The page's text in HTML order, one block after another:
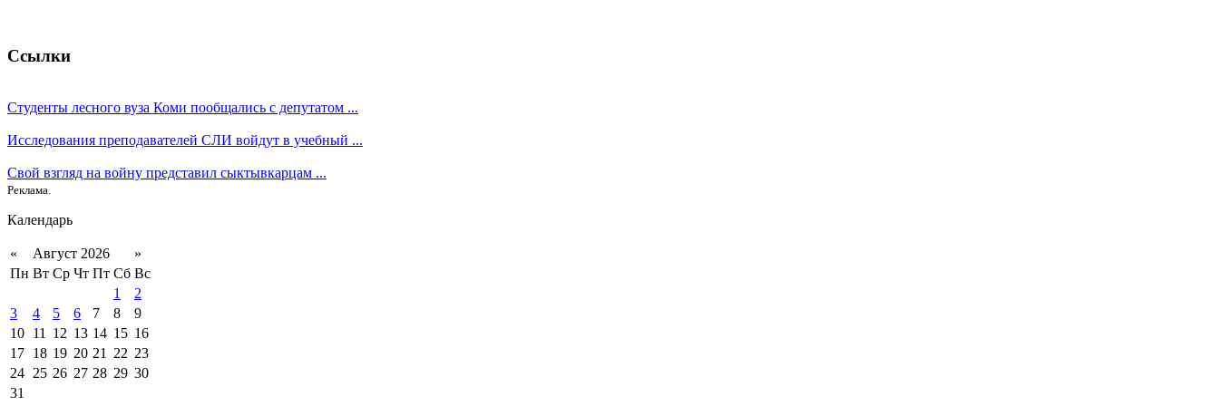
Ссылки
Студенты лесного вуза Коми пообщались с депутатом ...
Исследования преподавателей СЛИ войдут в учебный ...
Свой взгляд на войну представил сыктывкарцам ...
Реклама.
Календарь
« Август 2026
»
Пн Вт Ср Чт Пт Сб Вс
1
2
3
4 5 6 7 8
9
10 11 12 13 14 15 16
17 18 19 20 21 22 23
24 25 26 27 28 29 30
31